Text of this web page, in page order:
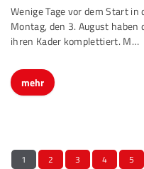
Wenige Tage vor dem Start
Montag, den 3. August haben
ihren Kader komplettiert. M…
mehr
1 2 3 4 5